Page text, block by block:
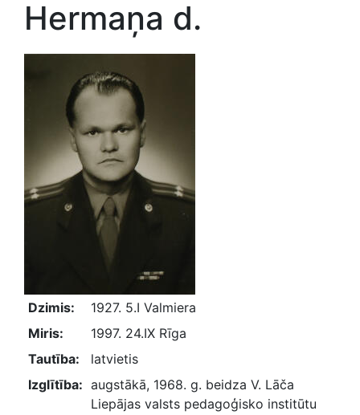
Hermaņa d.
Dzimis:
1927. 5.I Valmiera
Miris:
1997. 24.IX Rīga
Tautība:
latvietis
Izglītība: augstākā, 1968. g. beidza V. Lāča
Liepājas valsts pedagoģisko institūtu